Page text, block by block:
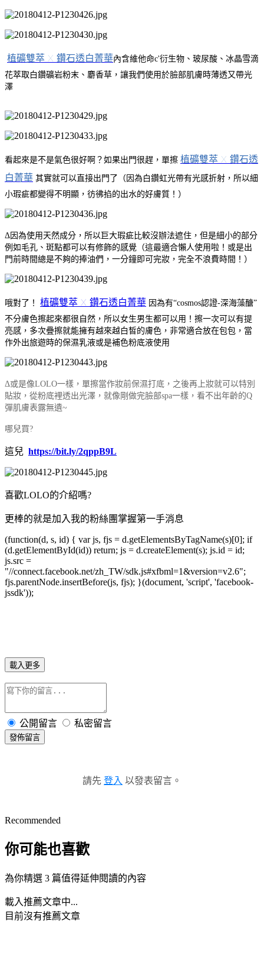
植礦雙萃 X 鑽石透白菁華內含維他命c'衍生物、玻尿酸、冰晶雪滴
花萃取白鑽礦岩粉末、麝香草，讓我們使用於臉部肌膚時薄透又帶光
澤
看起來是不是氣色很好啊？如果出門很趕，單擦 植礦雙萃 X 鑽石透
白菁華 其實就可以直接出門了（因為白鑽虹光帶有光感折射，所以細
小瑕疵都變得不明顯，彷彿掐的出水的好膚質！）
Δ因為使用天然成分，所以巨大瑕疵比較沒辦法遮住，但是細小的部分
例如毛孔、斑點都可以有修飾的感覺（這最適合懶人使用啦！或是出
門前時間總是不夠的捧油們，一分鐘即可完妝，完全不浪費時間！）
哦對了！ 植礦雙萃 X 鑽石透白菁華 因為有“cosmos認證-深海藻醣”
不分膚色擦起來都很自然，所以女生男生都可以用！擦一次可以有提
亮感，多次疊擦就能擁有越來越白皙的膚色，非常適合放在包包，當
作外出旅遊時的保濕乳液或是補色粉底液使用
Δ或是像LOLO一樣，單擦當作妝前保濕打底，之後再上妝就可以特別
貼妝，從粉底裡透出光澤，就像剛做完臉部spa一樣，看不出年齡的Q
彈肌膚表露無遺~
哪兒買?
這兒 https://bit.ly/2qppB9L
喜歡LOLO的介紹嗎?
更棒的就是加入我的粉絲團掌握第一手消息
(function(d, s, id) { var js, fjs = d.getElementsByTagName(s)[0]; if
(d.getElementById(id)) return; js = d.createElement(s); js.id = id;
js.src =
"//connect.facebook.net/zh_TW/sdk.js#xfbml=1&version=v2.6";
fjs.parentNode.insertBefore(js, fjs); }(document, 'script', 'facebook-
jssdk'));
載入更多
公開留言 私密留言
發佈留言
請先 登入 以發表留言。
Recommended
你可能也喜歡
為你精選 3 篇值得延伸閱讀的內容
載入推薦文章中...
目前沒有推薦文章